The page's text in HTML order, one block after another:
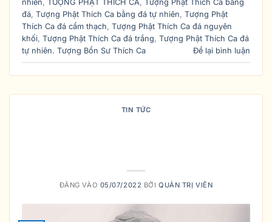
nhiên, TƯỢNG PHẬT THÍCH CA, Tượng Phật Thích Ca bằng
đá, Tượng Phật Thích Ca bằng đá tự nhiên, Tượng Phật
Thích Ca đá cẩm thạch, Tượng Phật Thích Ca đá nguyên
khối, Tượng Phật Thích Ca đá trắng, Tượng Phật Thích Ca đá
tự nhiên. Tượng Bổn Sư Thích Ca
Để lại bình luận
TIN TỨC
ĐĂNG VÀO 05/07/2022 BỞIQUẢN TRỊ VIÊN